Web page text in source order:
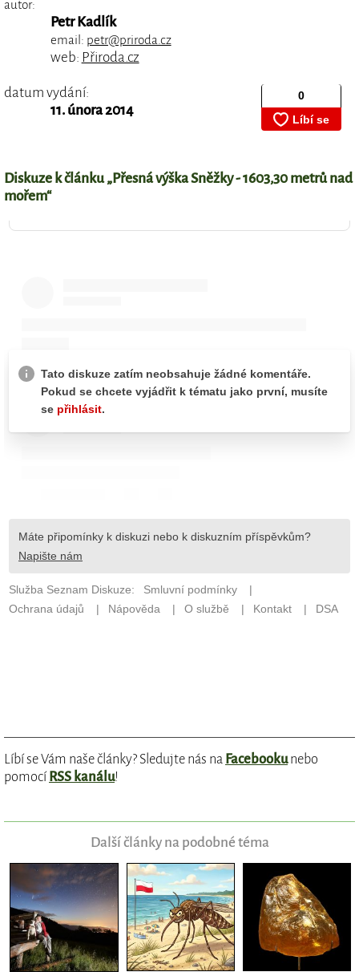
autor:
Petr Kadlík
email: petr@priroda.cz
web: Přiroda.cz
datum vydání:
11. února 2014
Diskuze k článku „Přesná výška Sněžky - 1603,30 metrů nad
mořem“
Líbí se Vám naše články? Sledujte nás na Facebookunebo
pomocí RSS kanálu!
Další články na podobné téma